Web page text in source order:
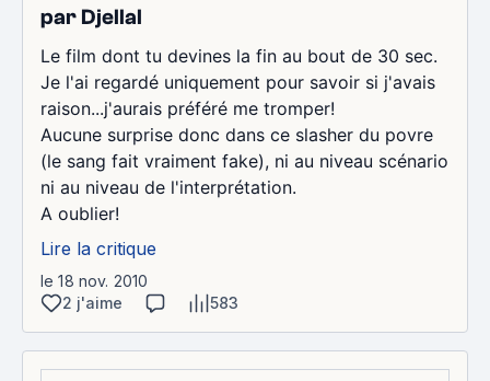
par Djellal
Le film dont tu devines la fin au bout de 30 sec.
Je l'ai regardé uniquement pour savoir si j'avais
raison...j'aurais préféré me tromper!
Aucune surprise donc dans ce slasher du povre
(le sang fait vraiment fake), ni au niveau scénario
ni au niveau de l'interprétation.
A oublier!
Lire la critique
le 18 nov. 2010
2 j'aime
583